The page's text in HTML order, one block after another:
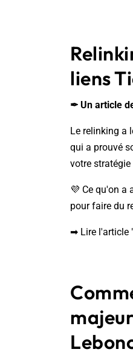
liens
✒ Un article
Le relinking a
qui a prouvé
votre stratégie
💜 Ce qu'on a
pour faire du
➡ Lire l'article